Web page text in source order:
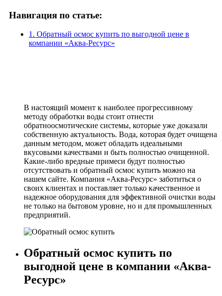
Навигация по статье:
1. Обратный осмос купить по выгодной цене в
компании «Аква-Ресурс»
В настоящий момент к наиболее прогрессивному
методу обработки воды стоит отнести
обратноосмотические системы, которые уже доказали
собственную актуальность. Вода, которая будет очищена
данным методом, может обладать идеальными
вкусовыми качествами и быть полностью очищенной.
Какие-либо вредные примеси будут полностью
отсутствовать и обратный осмос купить можно на
нашем сайте. Компания «Аква-Ресурс» заботиться о
своих клиентах и поставляет только качественное и
надежное оборудования для эффективной очистки воды
не только на бытовом уровне, но и для промышленных
предприятий.
Обратный осмос купить по
выгодной цене в компании «Аква-
Ресурс»